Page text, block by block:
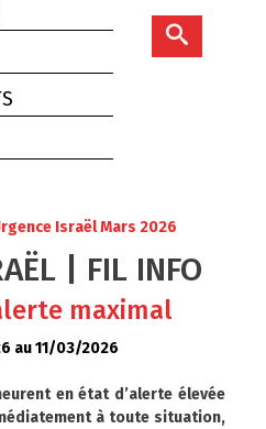
Israël Mars 2026
| FIL INFO
maximal
au 11/03/2026
en état d’alerte élevée
à toute situation,